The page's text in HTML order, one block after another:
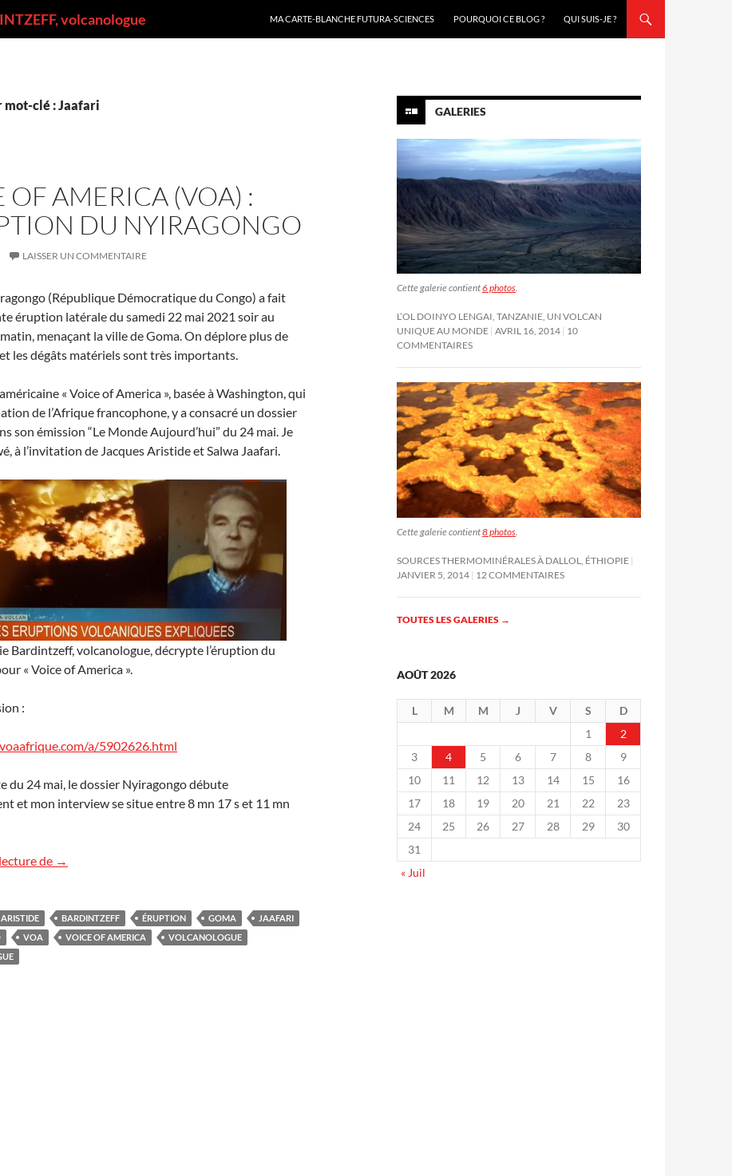
volcanologue
MA CARTE-BLANCHE FUTURA-SCIENCES
POURQUOI CE BLOG ? QUI SUIS-JE ?
mot-clé : Jaafari
OF AMERICA (VOA) :
DU NYIRAGONGO
LAISSER UN COMMENTAIRE
(République Démocratique du Congo) a fait
éruption latérale du samedi 22 mai 2021 soir au
menaçant la ville de Goma. On déplore plus de
les dégâts matériels sont très importants.
« Voice of America », basée à Washington, qui
de l’Afrique francophone, y a consacré un dossier
son émission “Le Monde Aujourd’hui” du 24 mai. Je
à l’invitation de Jacques Aristide et Salwa Jaafari.
Bardintzeff, volcanologue, décrypte l’éruption du
« Voice of America ».
:
a/5902626.html
du 24 mai, le dossier Nyiragongo débute
et mon interview se situe entre 8 mn 17 s et 11 mn
de Voice of America (VOA) : l’éruption du Nyiragongo
→
ARISTIDE BARDINTZEFF ÉRUPTION GOMA
JAAFARI
VOA VOICE OF AMERICA
VOLCANOLOGUE
GALERIES
Cette galerie contient6 photos.
L’OL DOINYO LENGAI, TANZANIE, UN VOLCAN
UNIQUE AU MONDE AVRIL 16, 2014 10
COMMENTAIRES
Cette galerie contient8 photos
SOURCES THERMOMINÉRALES À DALLOL, ÉTHIOPIE
JANVIER 5, 2014 12 COMMENTAIRES
TOUTES LES GALERIES →
AOÛT 2026
L M M J V S
D
1
2
3
4 5 6 7 8
9
10
11 12 13 14 15
16
17
18 19 20 21 22
23
24
25 26 27 28 29
30
31
« Juil